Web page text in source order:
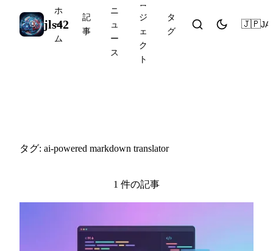
jls42
ホ
ー
ム
記
事
ニ
ュ
ー
ス
ロ
ジ
ェ
ク
ト
タ
グ
🇯🇵JA
タグ: ai-powered markdown translator
1 件の記事